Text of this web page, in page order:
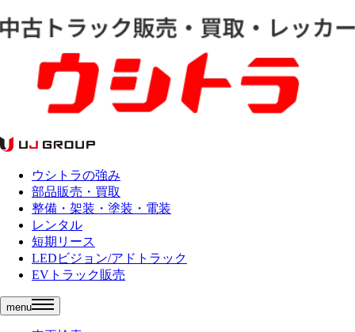
ウシトラの強み
部品販売・買取
整備・架装・塗装・電装
レンタル
短期リース
LEDビジョン/アドトラック
EVトラック販売
menu